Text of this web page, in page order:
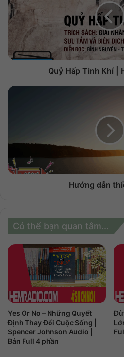
Quỷ Hấp Tinh Khí |
Hướng dẫn
Có thể bạn quan tâm...
Yes Or No – Những Quyết
Định Thay Đổi Cuộc Sống |
Spencer Johnson Audio |
Bản Full 4 phần